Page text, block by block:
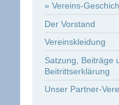
Vereins-
Der Vorstand
Vereinskleidung
Satzung, Beiträge
Beitrittserklärung
Unser Partner-